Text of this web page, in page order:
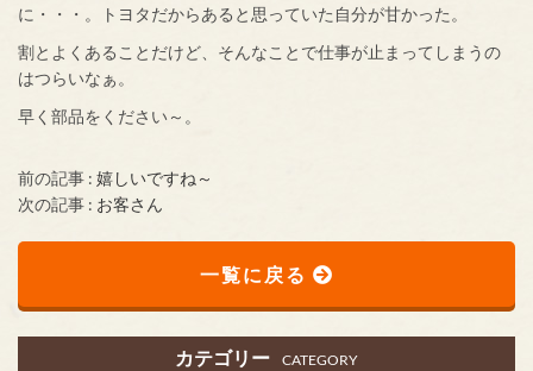
に・・・。トヨタだからあると思っていた自分が甘かった。
割とよくあることだけど、そんなことで仕事が止まってしまうの
はつらいなぁ。
早く部品をください～。
前の記事 : 嬉しいですね～
次の記事 : お客さん
一覧に戻る
カテゴリー CATEGORY